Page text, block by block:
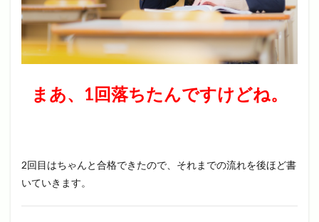
まあ、1回落ちたんですけどね。
2回目はちゃんと合格できたので、それまでの流れを後ほど書
いていきます。